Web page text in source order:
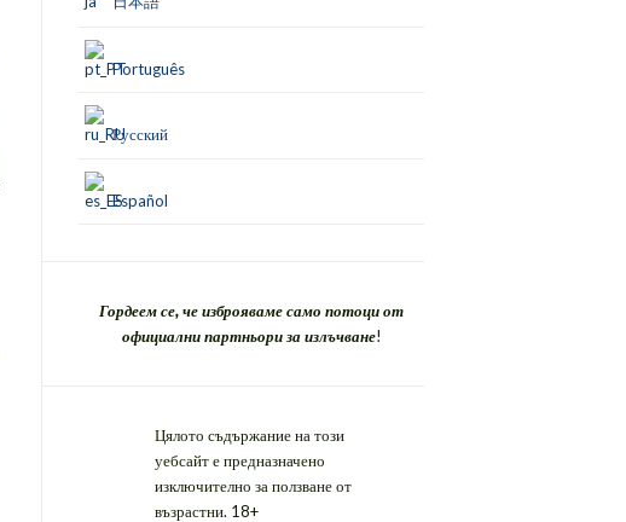
Português
Русский
Español
Гордеем се, че изброяваме само потоци от
официални партньори за излъчване!
Цялото съдържание на този
уебсайт е предназначено
изключително за ползване от
възрастни. 18+